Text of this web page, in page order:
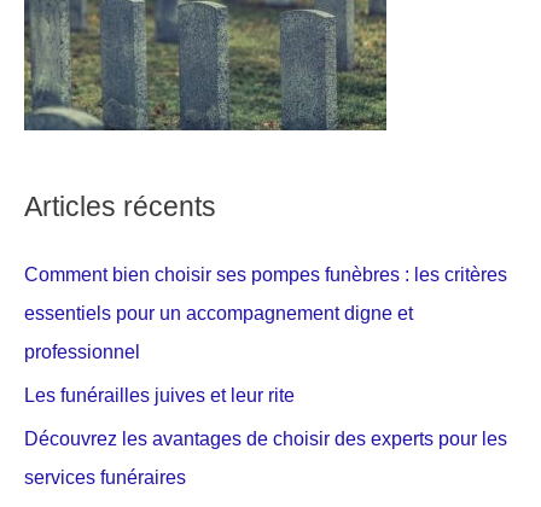
Articles récents
Comment bien choisir ses pompes funèbres : les critères
essentiels pour un accompagnement digne et
professionnel
Les funérailles juives et leur rite
Découvrez les avantages de choisir des experts pour les
services funéraires